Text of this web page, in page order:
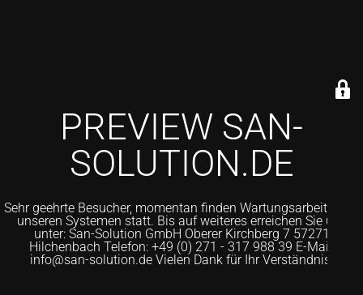
PREVIEW SAN-
SOLUTION.DE
Sehr geehrte Besucher, momentan finden Wartungsarbeiten an
unseren Systemen statt. Bis auf weiteres erreichen Sie uns
unter: San-Solution GmbH Oberer Kirchberg 7 57271
Hilchenbach Telefon: +49 (0) 271 - 317 988 39 E-Mail:
info@san-solution.de Vielen Dank für Ihr Verständnis.